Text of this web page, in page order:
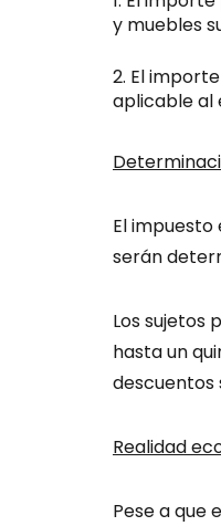
y muebles
El
aplicable al
El
serán
Los sujetos
hasta un
descuentos
Realidad
Pese a que